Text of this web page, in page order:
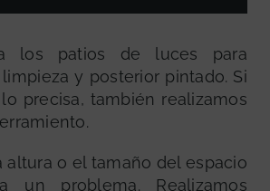
los patios de luces para
y posterior pintado. Si
precisa, también realizamos
altura o el tamaño del espacio
un problema. Realizamos